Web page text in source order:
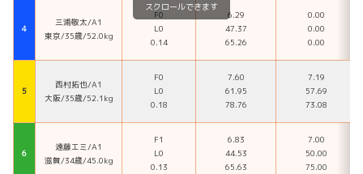
４
三浦敬太/A1
東京/35歳/52.0kg
F0
L0
0.14
6.29
47.37
65.26
0.00
0.00
0.00
５
西村拓也/A1
大阪/35歳/52.1kg
F0
L0
0.18
7.60
61.95
78.76
7.19
57.69
73.08
６
遠藤エミ/A1
滋賀/34歳/45.0kg
F1
L0
0.13
6.83
44.53
65.63
7.00
50.00
75.00
スクロールできます